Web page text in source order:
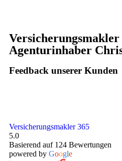
Versicherungsmakler
Agenturinhaber
Feedback unserer Kunden
Versicherungsmakler 365
5.0
Basierend auf 124 Bewertungen
powered by Google